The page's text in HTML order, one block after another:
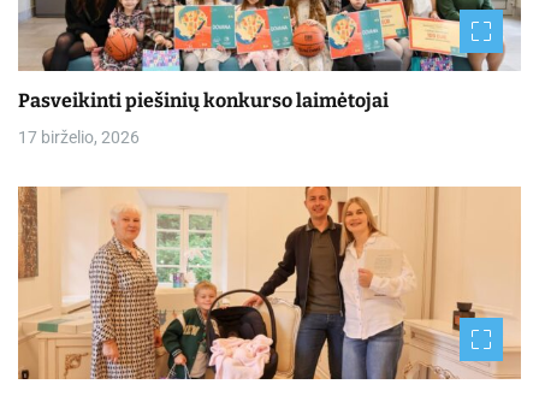
Pasveikinti piešinių konkurso laimėtojai
17 birželio, 2026